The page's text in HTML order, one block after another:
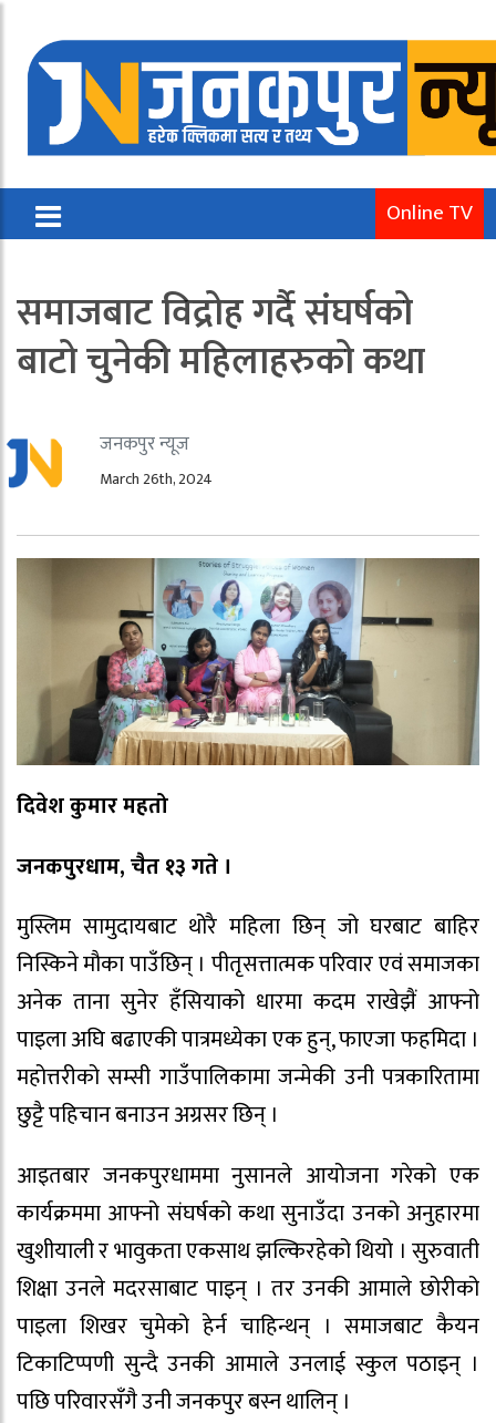
Online TV
समाजबाट विद्रोह गर्दै संघर्षको
बाटो चुनेकी महिलाहरुको कथा
जनकपुर न्यूज
March 26th, 2024
दिवेश कुमार महतो
जनकपुरधाम, चैत १३ गते ।
मुस्लिम सामुदायबाट थोरै महिला छिन् जो घरबाट बाहिर
निस्किने मौका पाउँछिन् । पीतृसत्तात्मक परिवार एवं समाजका
अनेक ताना सुनेर हँसियाको धारमा कदम राखेझैं आफ्नो
पाइला अघि बढाएकी पात्रमध्येका एक हुन्, फाएजा फहमिदा ।
महोत्तरीको सम्सी गाउँपालिकामा जन्मेकी उनी पत्रकारितामा
छुट्टै पहिचान बनाउन अग्रसर छिन् ।
आइतबार जनकपुरधाममा नुसानले आयोजना गरेको एक
कार्यक्रममा आफ्नो संघर्षको कथा सुनाउँदा उनको अनुहारमा
खुशीयाली र भावुकता एकसाथ झल्किरहेको थियो । सुरुवाती
शिक्षा उनले मदरसाबाट पाइन् । तर उनकी आमाले छोरीको
पाइला शिखर चुमेको हेर्न चाहिन्थन् । समाजबाट कैयन
टिकाटिप्पणी सुन्दै उनकी आमाले उनलाई स्कुल पठाइन् ।
पछि परिवारसँगै उनी जनकपुर बस्न थालिन् ।